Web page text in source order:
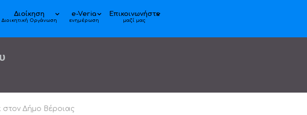
Διοίκηση
Διοικητική Οργάνωση
e-Veria
ενημέρωση
Επικοινωνήστε
μαζί μας
Δήμο Βέροιας